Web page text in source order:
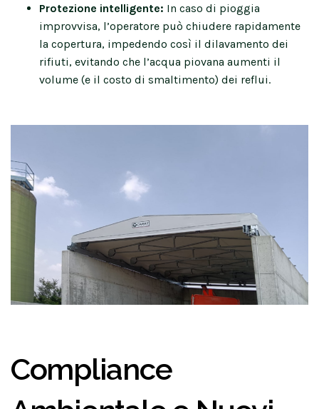
Protezione intelligente: In caso di pioggia
improvvisa, l’operatore può chiudere rapidamente
la copertura, impedendo così il dilavamento dei
rifiuti, evitando che l’acqua piovana aumenti il
volume (e il costo di smaltimento) dei reflui.
Compliance